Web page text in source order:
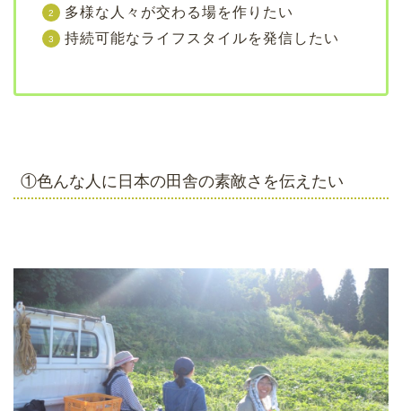
多様な人々が交わる場を作りたい
持続可能なライフスタイルを発信したい
①色んな人に日本の田舎の素敵さを伝えたい